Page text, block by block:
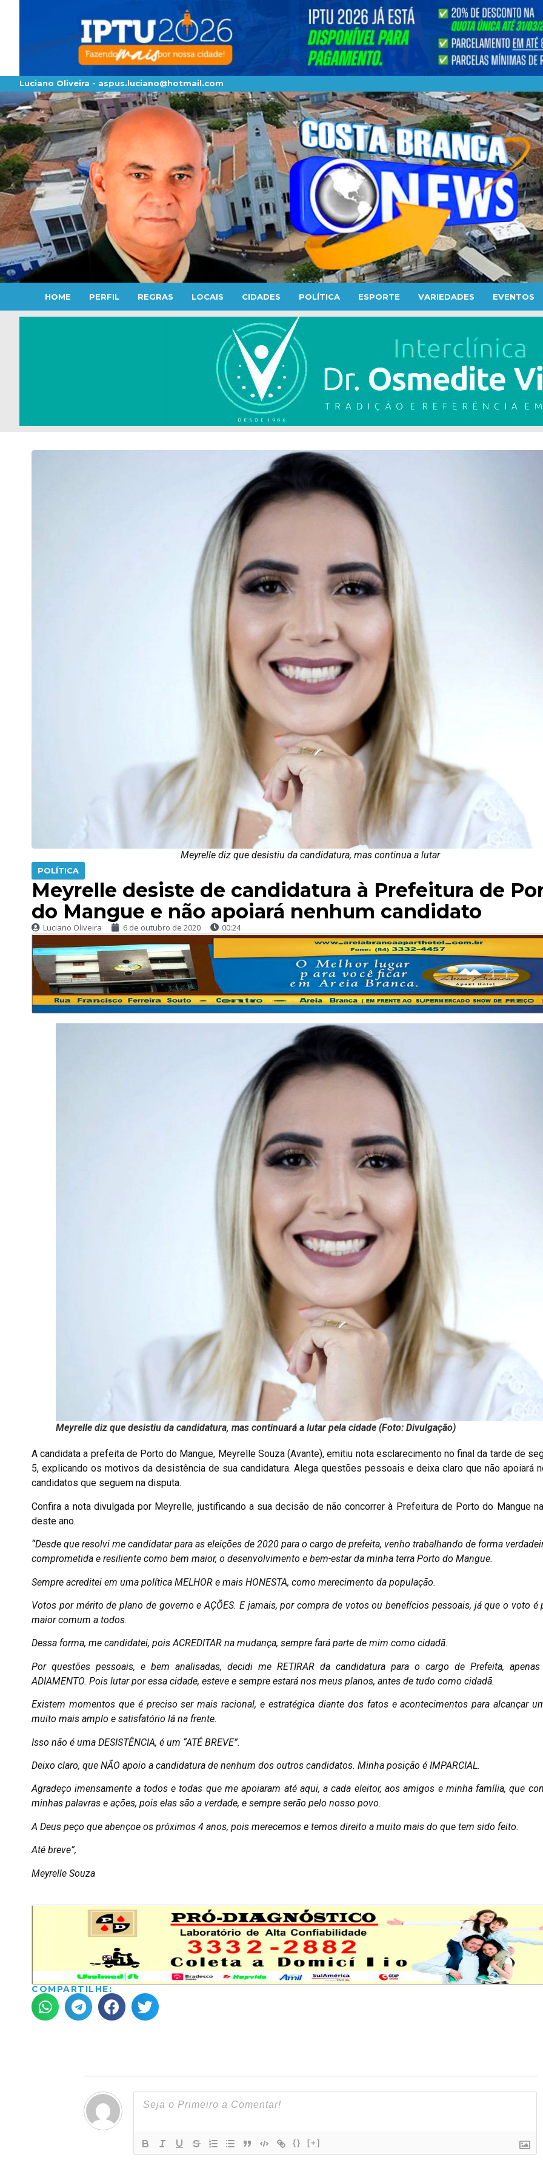
Luciano Oliveira - aspus.luciano@hotmail.com
HOME PERFIL REGRAS LOCAIS CIDADES POLÍTICA ESPORTE VARIEDADES EVENTOS
Meyrelle diz que desistiu da candidatura, mas continua a lutar
POLÍTICA
Meyrelle desiste de candidatura à Prefeitura de
do Mangue e não apoiará nenhum candidato
Luciano Oliveira 6 de outubro de 2020 00:24
Meyrelle diz que desistiu da candidatura, mas continuará a lutar pela cidade (Foto: Divulgação)
A candidata a prefeita de Porto do Mangue, Meyrelle Souza (Avante), emitiu nota esclarecimento no final da tarde de
5, explicando os motivos da desistência de sua candidatura. Alega questões pessoais e deixa claro que não apoiará
candidatos que seguem na disputa.
Confira a nota divulgada por Meyrelle, justificando a sua decisão de não concorrer à Prefeitura de Porto do Mangue
deste ano.
“Desde que resolvi me candidatar para as eleições de 2020 para o cargo de prefeita, venho trabalhando de forma
comprometida e resiliente como bem maior, o desenvolvimento e bem-estar da minha terra Porto do Mangue.
Sempre acreditei em uma política MELHOR e mais HONESTA, como merecimento da população.
Votos por mérito de plano de governo e AÇÕES. E jamais, por compra de votos ou benefícios pessoais, já que o voto é
maior comum a todos.
Dessa forma, me candidatei, pois ACREDITAR na mudança, sempre fará parte de mim como cidadã.
Por questões pessoais, e bem analisadas, decidi me RETIRAR da candidatura para o cargo de Prefeita,
ADIAMENTO. Pois lutar por essa cidade, esteve e sempre estará nos meus planos, antes de tudo como cidadã.
Existem momentos que é preciso ser mais racional, e estratégica diante dos fatos e acontecimentos para alcançar
muito mais amplo e satisfatório lá na frente.
Isso não é uma DESISTÊNCIA, é um “ATÉ BREVE”.
Deixo claro, que NÃO apoio a candidatura de nenhum dos outros candidatos. Minha posição é IMPARCIAL.
Agradeço imensamente a todos e todas que me apoiaram até aqui, a cada eleitor, aos amigos e minha família, que
minhas palavras e ações, pois elas são a verdade, e sempre serão pelo nosso povo.
A Deus peço que abençoe os próximos 4 anos, pois merecemos e temos direito a muito mais do que tem sido feito.
Até breve”,
Meyrelle Souza
COMPARTILHE:
{} [+]